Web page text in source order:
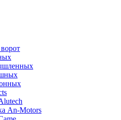
An-Motors